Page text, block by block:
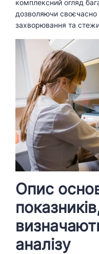
комплексний огляд
дозволяючи своєчасно
захворювання та
Опис
аналізу